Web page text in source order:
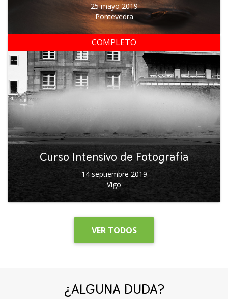
25 mayo 2019
Pontevedra
COMPLETO
Curso Intensivo de Fotografía
14 septiembre 2019
Vigo
VER TODOS
¿ALGUNA DUDA?